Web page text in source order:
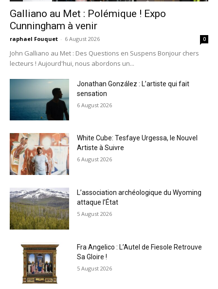
Galliano au Met : Polémique ! Expo
Cunningham à venir
raphael Fouquet - 6 August 2026 0
John Galliano au Met : Des Questions en Suspens Bonjour chers
lecteurs ! Aujourd'hui, nous abordons un...
Jonathan González : L’artiste qui fait
sensation
6 August 2026
White Cube: Tesfaye Urgessa, le Nouvel
Artiste à Suivre
6 August 2026
L’association archéologique du Wyoming
attaque l’État
5 August 2026
Fra Angelico : L’Autel de Fiesole Retrouve
Sa Gloire !
5 August 2026